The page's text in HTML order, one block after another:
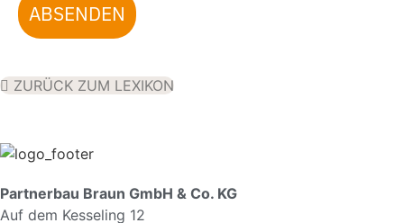
ABSENDEN
ZURÜCK ZUM LEXIKON
Partnerbau Braun GmbH & Co. KG
Auf dem Kesseling 12